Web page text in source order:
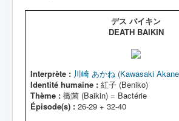
デス バイキン
DEATH BAIKIN
Interprète : 川崎 あかね (Kawasaki
Identité humaine : 紅子 (Beniko)
Thème : 黴菌 (Baikin) = Bactérie
Épisode(s) : 26-29 + 32-40